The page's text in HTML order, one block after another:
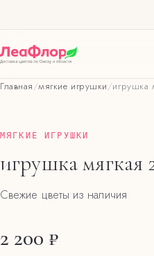
Главная/мягкие игрушки/игрушка
МЯГКИЕ ИГРУШКИ
игрушка мягкая
Свежие цветы из наличия
2 200 ₽